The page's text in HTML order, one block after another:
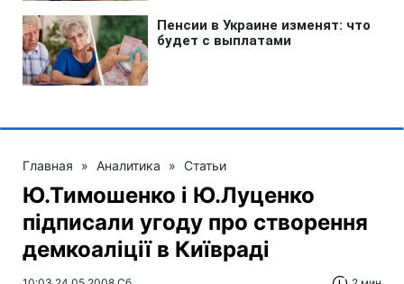
Главная » Аналитика » Статьи
Ю.Тимошенко і Ю.Луценко
підписали угоду про створення
демкоаліції в Київраді